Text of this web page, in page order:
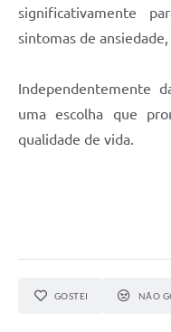
significativamente
sintomas de
Independentemente
uma escolha que
qualidade de vida.
GOSTEI NÃO